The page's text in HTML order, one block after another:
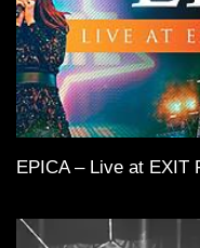
EPICA – Live at EXIT